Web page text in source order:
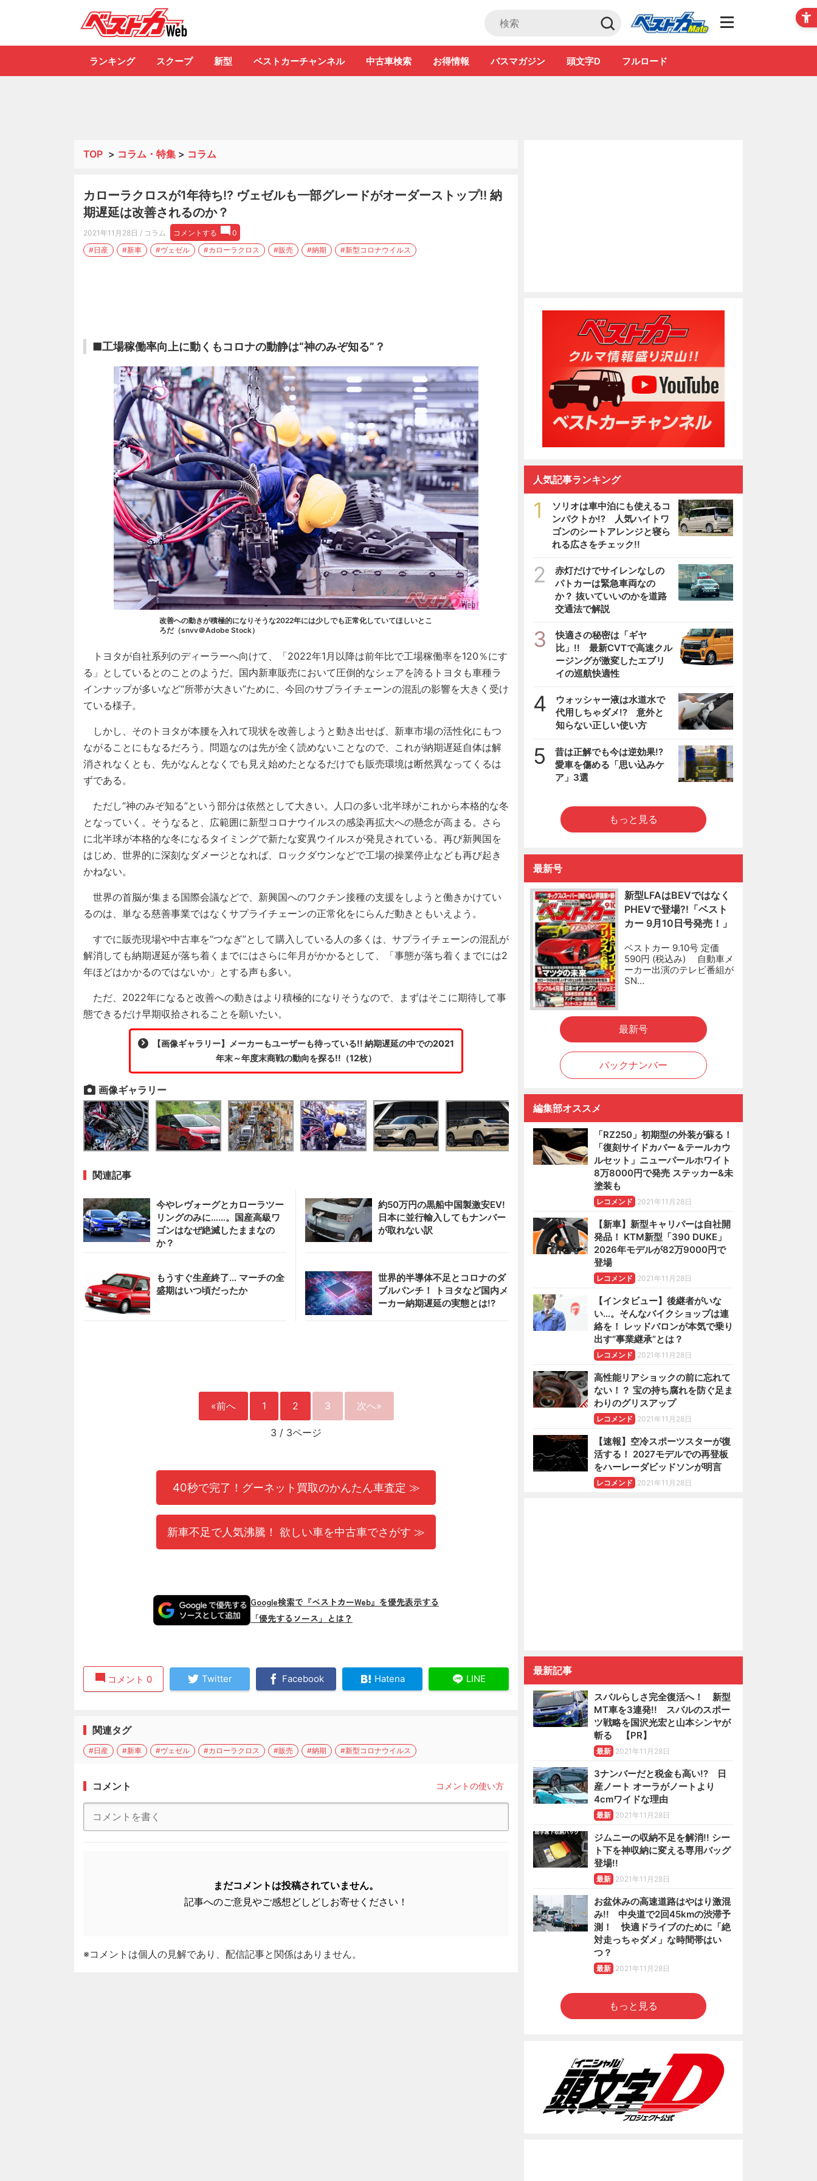
Club
ランキング スクープ 新型 ベストカーチャンネル 中古車検索 お得情報 バスマガジン 頭文字D フルロード
TOP > コラム・特集 > コラム
カローラクロスが1年待ち!? ヴェゼルも一部グレードがオーダーストップ!! 納
期遅延は改善されるのか？
2021年11月28日 / コラム コメントする
0
#日産
#新車 #ヴェゼル #カローラクロス #販売 #納期 #新型コロナウイルス
■工場稼働率向上に動くもコロナの動静は“神のみぞ知る”？
改善への動きが積極的になりそうな2022年には少しでも正常化していてほしいとこ
ろだ（snvv＠Adobe Stock）
トヨタが自社系列のディーラーへ向けて、「2022年1月以降は前年比で工場稼働率を120％にす
る」としているとのことのようだ。国内新車販売において圧倒的なシェアを誇るトヨタも車種ラ
インナップが多いなど“所帯が大きい”ために、今回のサプライチェーンの混乱の影響を大きく受け
ている様子。
しかし、そのトヨタが本腰を入れて現状を改善しようと動き出せば、新車市場の活性化にもつ
ながることにもなるだろう。問題なのは先が全く読めないことなので、これが納期遅延自体は解
消されなくとも、先がなんとなくでも見え始めたとなるだけでも販売環境は断然異なってくるは
ずである。
ただし“神のみぞ知る”という部分は依然として大きい。人口の多い北半球がこれから本格的な冬
となっていく。そうなると、広範囲に新型コロナウイルスの感染再拡大への懸念が高まる。さら
に北半球が本格的な冬になるタイミングで新たな変異ウイルスが発見されている。再び新興国を
はじめ、世界的に深刻なダメージとなれば、ロックダウンなどで工場の操業停止なども再び起き
かねない。
世界の首脳が集まる国際会議などで、新興国へのワクチン接種の支援をしようと働きかけてい
るのは、単なる慈善事業ではなくサプライチェーンの正常化をにらんだ動きともいえよう。
すでに販売現場や中古車を“つなぎ”として購入している人の多くは、サプライチェーンの混乱が
解消しても納期遅延が落ち着くまでにはさらに年月がかかるとして、「事態が落ち着くまでには2
年ほどはかかるのではないか」とする声も多い。
ただ、2022年になると改善への動きはより積極的になりそうなので、まずはそこに期待して事
態できるだけ早期収拾されることを願いたい。
【画像ギャラリー】メーカーもユーザーも待っている!! 納期遅延の中での2021
年末～年度末商戦の動向を探る!!（12枚）
画像ギャラリー
関連記事
今やレヴォーグとカローラツー
リングのみに……。国産高級ワ
ゴンはなぜ絶滅したままなの
か？
約50万円の黒船中国製激安EV!
日本に並行輸入してもナンバー
が取れない訳
もうすぐ生産終了… マーチの全
盛期はいつ頃だったか
世界的半導体不足とコロナのダ
ブルパンチ！ トヨタなど国内メ
ーカー納期遅延の実態とは!?
«前へ 1 2 3 次へ»
3 / 3ページ
40秒で完了！グーネット買取のかんたん車査定 ≫
新車不足で人気沸騰！ 欲しい車を中古車でさがす ≫
Google検索で『ベストカーWeb』を優先表示する
「優先するソース」とは？
コメント 0 Twitter Facebook Hatena LINE
関連タグ
#日産 #新車 #ヴェゼル #カローラクロス #販売 #納期 #新型コロナウイルス
コメント コメントの使い方
まだコメントは投稿されていません。
記事へのご意見やご感想どしどしお寄せください！
※コメントは個人の見解であり、配信記事と関係はありません。
人気記事ランキング
1
ソリオは車中泊にも使えるコ
ンパクトか!? 人気ハイトワ
ゴンのシートアレンジと寝ら
れる広さをチェック!!
2
赤灯だけでサイレンなしの
パトカーは緊急車両なの
か？ 抜いていいのかを道路
交通法で解説
3
快適さの秘密は「ギヤ
比」!! 最新CVTで高速クル
ージングが激変したエブリ
イの巡航快適性
4
ウォッシャー液は水道水で
代用しちゃダメ!? 意外と
知らない正しい使い方
5
昔は正解でも今は逆効果!?
愛車を傷める「思い込みケ
ア」3選
もっと見る
最新号
新型LFAはBEVではなく
PHEVで登場?!「ベスト
カー 9月10日号発売！」
ベストカー 9.10号 定価
590円 (税込み) 自動車メ
ーカー出演のテレビ番組が
SN…
最新号
バックナンバー
編集部オススメ
「RZ250」初期型の外装が蘇る！
「復刻サイドカバー＆テールカウ
ルセット」ニューパールホワイト
8万8000円で発売 ステッカー&未
塗装も
レコメンド 2021年11月28日
【新車】新型キャリパーは自社開
発品！ KTM新型「390 DUKE」
2026年モデルが82万9000円で
登場
レコメンド 2021年11月28日
【インタビュー】後継者がいな
い…。そんなバイクショップは連
絡を！ レッドバロンが本気で乗り
出す“事業継承”とは？
レコメンド 2021年11月28日
高性能リアショックの前に忘れて
ない！？ 宝の持ち腐れを防ぐ足ま
わりのグリスアップ
レコメンド 2021年11月28日
【速報】空冷スポーツスターが復
活する！ 2027モデルでの再登板
をハーレーダビッドソンが明言
レコメンド 2021年11月28日
最新記事
スバルらしさ完全復活へ！ 新型
MT車を3連発!! スバルのスポー
ツ戦略を国沢光宏と山本シンヤが
斬る 【PR】
最新 2021年11月28日
3ナンバーだと税金も高い!? 日
産ノート オーラがノートより
4cmワイドな理由
最新 2021年11月28日
ジムニーの収納不足を解消!! シー
ト下を神収納に変える専用バッグ
登場!!
最新 2021年11月28日
お盆休みの高速道路はやはり激混
み!! 中央道で2回45kmの渋滞予
測！ 快適ドライブのために「絶
対走っちゃダメ」な時間帯はい
つ？
最新 2021年11月28日
もっと見る